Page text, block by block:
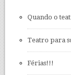
Quando o
Teatro para
Férias!!!